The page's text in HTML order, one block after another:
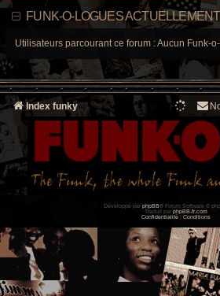
FUNK-O-LOGUES
Utilisateurs parcourant ce forum : Aucun Funk-
Index funky
Développé par phpBB® Forum Software ©
Traduit par phpBB-fr.com
Confidentialité
Conditions